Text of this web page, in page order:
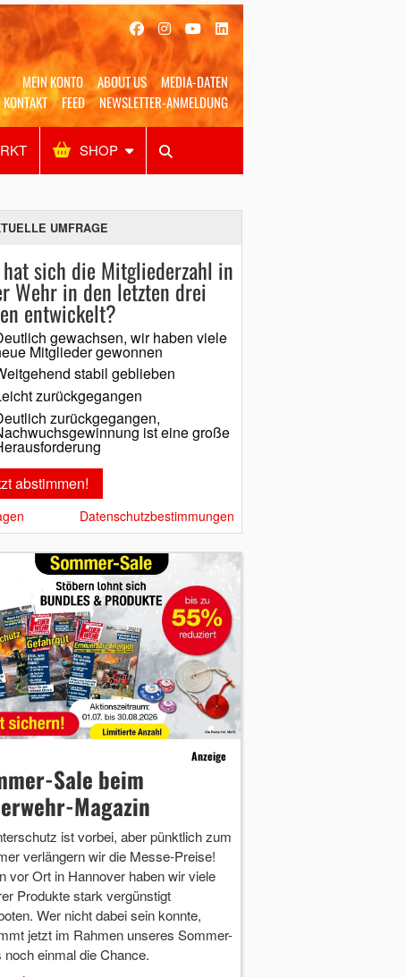
MEIN KONTO ABOUT US
MEDIA-DATEN
KONTAKT
FEED NEWSLETTER-ANMELDUNG
SHOP
Alles Shop SUCHEN
UMFRAGE
sich die Mitgliederzahl in
Wehr in den letzten drei
entwickelt?
gewachsen, wir haben viele
Mitglieder gewonnen
stabil geblieben
zurückgegangen
zurückgegangen,
ist eine große
Datenschutzbestimmungen
Anzeige
Sale beim
Magazin
ist vorbei, aber pünktlich zum
verlängern wir die Messe-Preise!
vor Ort in Hannover haben wir viele
Produkte stark vergünstigt
Wer nicht dabei sein konnte,
jetzt im Rahmen unseres Sommer-
noch einmal die Chance.